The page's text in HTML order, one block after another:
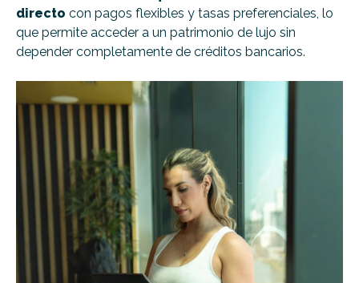
directo con pagos flexibles y tasas preferenciales, lo
que permite acceder a un patrimonio de lujo sin
depender completamente de créditos bancarios.